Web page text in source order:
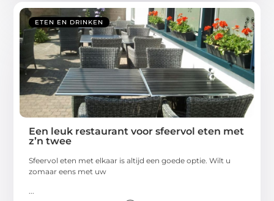
ETEN EN DRINKEN
Een leuk restaurant voor sfeervol eten met
z’n twee
Sfeervol eten met elkaar is altijd een goede optie. Wilt u
zomaar eens met uw
...